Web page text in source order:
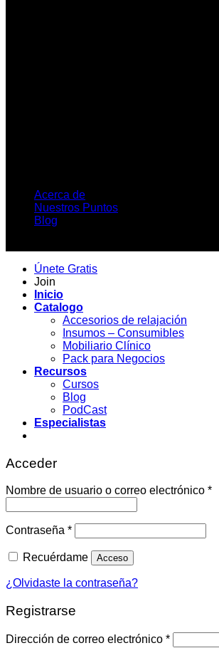
Acerca de
Nuestros Puntos
Blog
Únete Gratis
Join
Inicio
Catalogo
Accesorios de relajación
Insumos – Consumibles
Mobiliario Clínico
Pack para Negocios
Recursos
Cursos
Blog
PodCast
Especialistas
Acceder
Nombre de usuario o correo electrónico *
Contraseña *Obligatorio
Recuérdame Acceso
¿Olvidaste la contraseña?
Registrarse
Dirección de correo electrónico *Obligatorio